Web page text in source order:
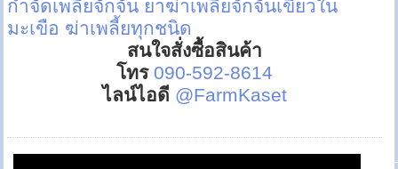
กำจัดเพลี้ยจักจั่น ยาฆ่าเพลี้ยจักจั่นเขียวใน
มะเขือ ฆ่าเพลี้ยทุกชนิด
สนใจสั่งซื้อสินค้า
โทร 090-592-8614
ไลน์ไอดี @FarmKaset